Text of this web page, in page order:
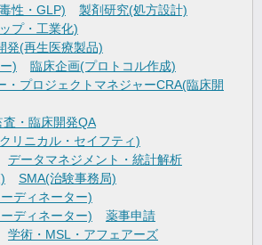
性・GLP)
製剤研究(処方設計)
プ・工業化)
発(再生医療製品)
)
臨床企画(プロトコル作成)
・プロジェクトマネジャーCRA(臨床開
査・臨床開発QA
リニカル・セイフティ)
データマネジメント・統計解析
SMA(治験事務局)
ディネーター)
ディネーター)
薬事申請
学術・MSL・アフェアーズ